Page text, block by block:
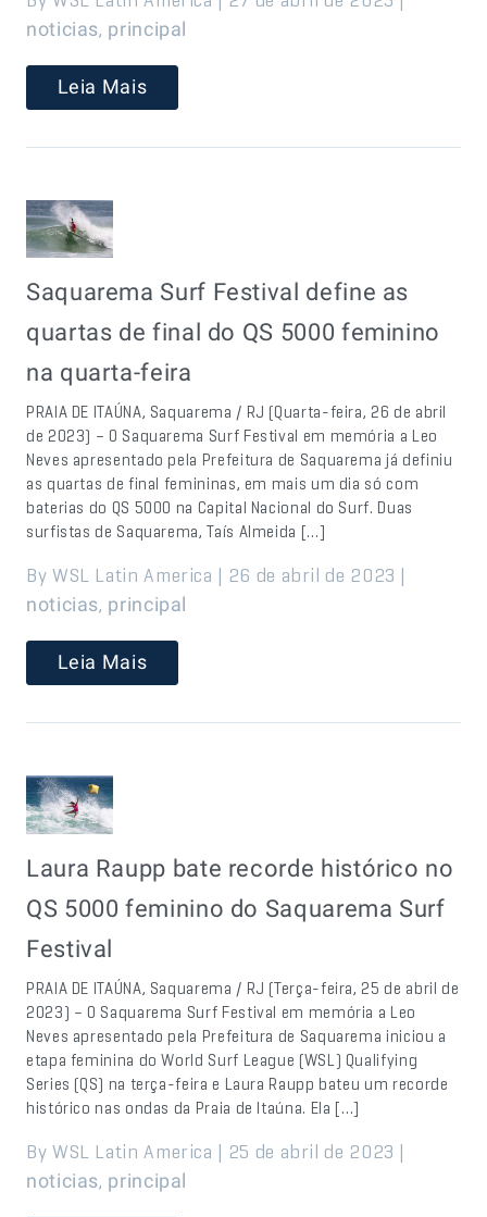
noticias, principal
Leia Mais
Saquarema Surf Festival define as
quartas de final do QS 5000 feminino
na quarta-feira
PRAIA DE ITAÚNA, Saquarema / RJ (Quarta-feira, 26 de abril
de 2023) – O Saquarema Surf Festival em memória a Leo
Neves apresentado pela Prefeitura de Saquarema já definiu
as quartas de final femininas, em mais um dia só com
baterias do QS 5000 na Capital Nacional do Surf. Duas
surfistas de Saquarema, Taís Almeida […]
By WSL Latin America | 26 de abril de 2023 |
noticias, principal
Leia Mais
Laura Raupp bate recorde histórico no
QS 5000 feminino do Saquarema Surf
Festival
PRAIA DE ITAÚNA, Saquarema / RJ (Terça-feira, 25 de abril de
2023) – O Saquarema Surf Festival em memória a Leo
Neves apresentado pela Prefeitura de Saquarema iniciou a
etapa feminina do World Surf League (WSL) Qualifying
Series (QS) na terça-feira e Laura Raupp bateu um recorde
histórico nas ondas da Praia de Itaúna. Ela […]
By WSL Latin America | 25 de abril de 2023 |
noticias, principal